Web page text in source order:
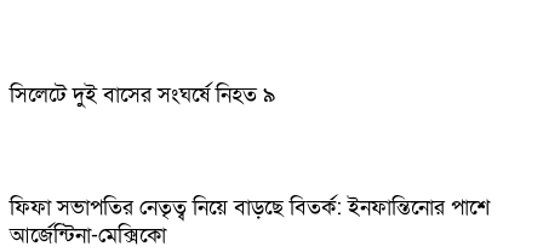
সিলেটে দুই বাসের সংঘর্ষে নিহত ৯
ফিফা সভাপতির নেতৃত্ব নিয়ে বাড়ছে বিতর্ক: ইনফান্তিনোর পাশে
আর্জেন্টিনা-মেক্সিকো